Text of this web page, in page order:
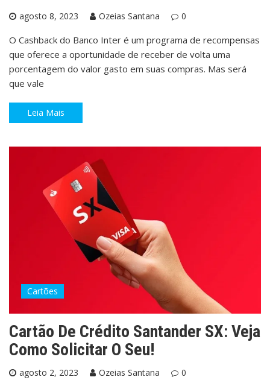
agosto 8, 2023 Ozeias Santana 0
O Cashback do Banco Inter é um programa de recompensas
que oferece a oportunidade de receber de volta uma
porcentagem do valor gasto em suas compras. Mas será
que vale
Leia Mais
Cartões
Cartão De Crédito Santander SX: Veja
Como Solicitar O Seu!
agosto 2, 2023 Ozeias Santana 0